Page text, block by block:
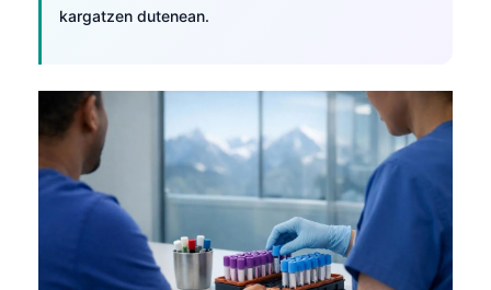
kargatzen dutenean.